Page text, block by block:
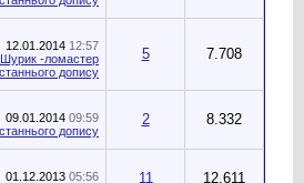
12.01.2014 12:57
Шурик -ломастер 5 7.708
09.01.2014 09:59
2 8.332
01.12.2013 05:56
11 12.611